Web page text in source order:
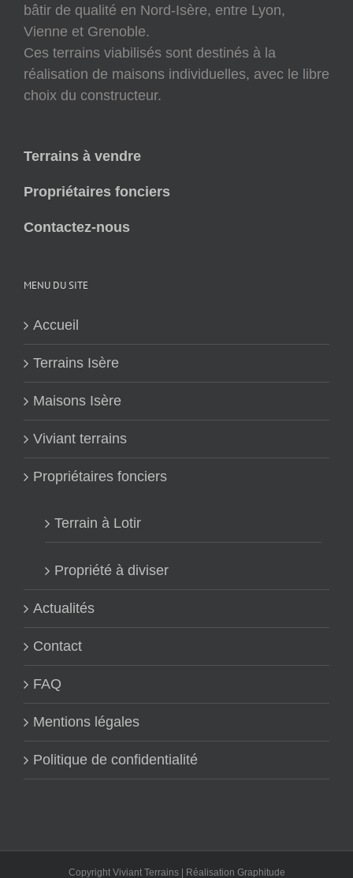
bâtir de qualité en Nord-Isère, entre Lyon,
Vienne et Grenoble.
Ces terrains viabilisés sont destinés à la
réalisation de maisons individuelles, avec le libre
choix du constructeur.
Terrains à vendre
Propriétaires fonciers
Contactez-nous
MENU DU SITE
Accueil
Terrains Isère
Maisons Isère
Viviant terrains
Propriétaires fonciers
Terrain à Lotir
Propriété à diviser
Actualités
Contact
FAQ
Mentions légales
Politique de confidentialité
Copyright Viviant Terrains | Réalisation Graphitude